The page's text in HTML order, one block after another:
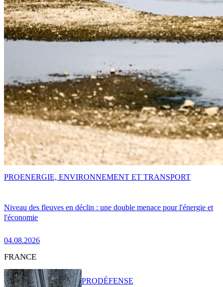
Niveau des fleuves en déclin : une double menace pour l'énergie et
l'économie
04.08.2026
PROENERGIE, ENVIRONNEMENT ET TRANSPORT
FRANCE
PRODÉFENSE